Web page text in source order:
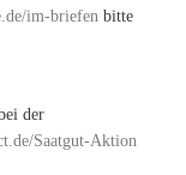
im-briefen bitte
der
Saatgut-Aktion